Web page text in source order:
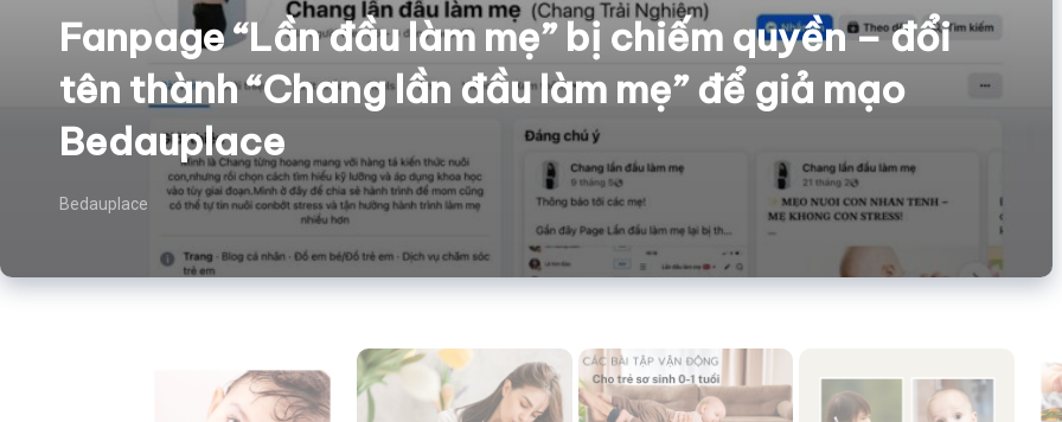
Fanpage “Lần đầu làm mẹ” bị chiếm quyền – đổi
tên thành “Chang lần đầu làm mẹ” để giả mạo
Bedauplace
Bedauplace